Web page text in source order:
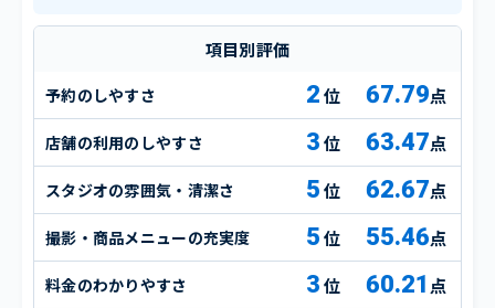
項目別評価
予約のしやすさ 2 67.79点
店舗の利用のしやすさ 3 63.47点
スタジオの雰囲気・清潔さ 5 62.67点
撮影・商品メニューの充実度 5 55.46点
料金のわかりやすさ 3 60.21 点